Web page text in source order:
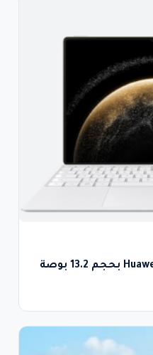
هل يستحق Huawei MatePad Pro بحجم 13.2 بوصة